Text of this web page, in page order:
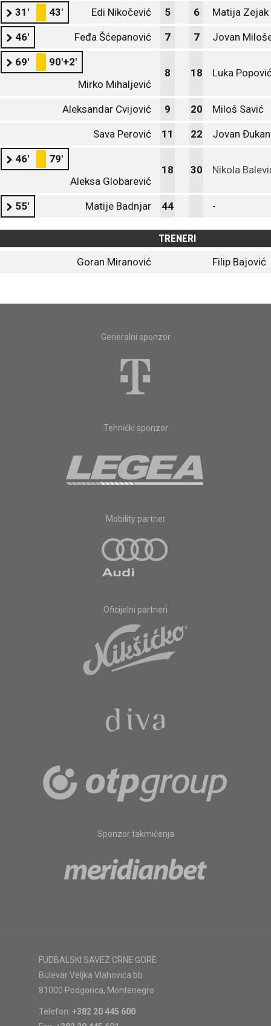
31' 43' Edi Nikočević 5 6 Matija Zejak
46' Feđa Šćepanović 7 7 Jovan
69'
90'+2'
Mirko Mihaljević
8 18 Luka
Aleksandar Cvijović 9 20 Miloš Savić
Sava Perović 11 22 Jovan
46'
79'
Aleksa Globarević
18 30 Nikola
55' Matije Badnjar 44 -
TRENERI
Goran Miranović
Filip Bajović
Generalni sponzor
Tehnički sponzor
Mobility partner
Oficijelni partneri
Sponzor takmičenja
FUDBALSKI SAVEZ CRNE GORE
Bulevar Veljka Vlahovića bb
81000 Podgorica, Montenegro
Telefon: +382 20 445 600